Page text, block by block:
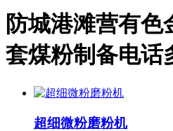
防城港滩营有色
套煤粉制备电话
超细微粉磨粉机